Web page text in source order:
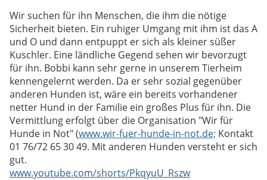
Wir suchen für ihn Menschen, die ihm die nötige
Sicherheit bieten. Ein ruhiger Umgang mit ihm ist das A
und O und dann entpuppt er sich als kleiner süßer
Kuschler. Eine ländliche Gegend sehen wir bevorzugt
für ihn. Bobbi kann sehr gerne in unserem Tierheim
kennengelernt werden. Da er sehr sozial gegenüber
anderen Hunden ist, wäre ein bereits vorhandener
netter Hund in der Familie ein großes Plus für ihn. Die
Vermittlung erfolgt über die Organisation "Wir für
Hunde in Not" (www.wir-fuer-hunde-in-not.de; Kontakt
01 76/72 65 30 49. Mit anderen Hunden versteht er sich
gut.
www.youtube.com/shorts/PkqyuU_Rszw